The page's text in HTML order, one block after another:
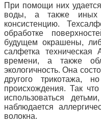
При помощи них
воды, а также иных
консистенцию.
обработке
будущем окрашены,
салфетка техническая
времени, а также
экологичность. Она
другого трикотажа,
происхождения. Так что
использоваться
наблюдается
волокна.